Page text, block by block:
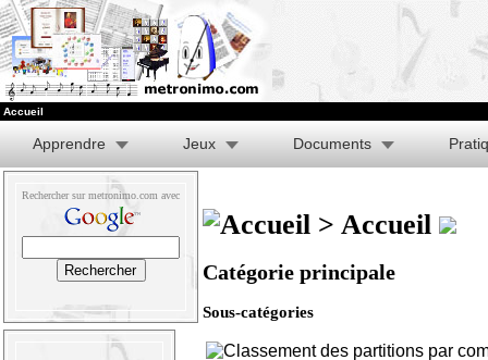
Accueil
Apprendre Jeux Documents
Rechercher sur metronimo.com avec
> Accueil
Catégorie principale
Sous-catégories